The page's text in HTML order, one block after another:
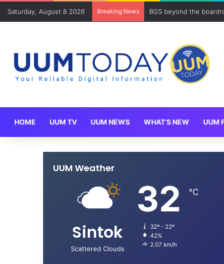
Saturday, August 8 2026 Breaking News BGS beyond the
HOME UUM TV UUM NEWS WHAT’S NEW UUM
UUM Weather
Sintok
Scattered Clouds
32 ℃
32º - 22º
42%
2.07 km/h